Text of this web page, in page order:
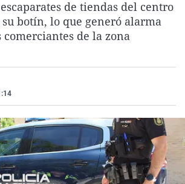
La rosa de los vientos
Gente viajera
Caso
Retornados
Extremadura
Galicia
Virales
Televisión
de tiendas del centro
botín, lo que generó alarma
comerciantes de la zona